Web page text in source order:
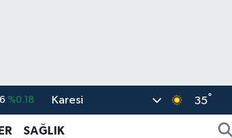
%0.18
%0.32
Karesi 35°
SAĞLIK